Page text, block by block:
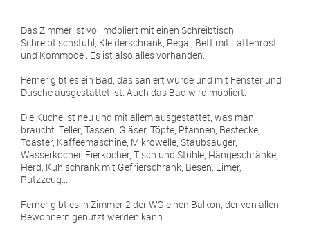
Das Zimmer ist voll möbliert mit einen Schreibtisch,
Schreibtischstuhl, Kleiderschrank, Regal, Bett mit Lattenrost
und Kommode . Es ist also alles vorhanden.
Ferner gibt es ein Bad, das saniert wurde und mit Fenster und
Dusche ausgestattet ist. Auch das Bad wird möbliert.
Die Küche ist neu und mit allem ausgestattet, was man
braucht: Teller, Tassen, Gläser, Töpfe, Pfannen, Bestecke,
Toaster, Kaffeemaschine, Mikrowelle, Staubsauger,
Wasserkocher, Eierkocher, Tisch und Stühle, Hängeschränke,
Herd, Kühlschrank mit Gefrierschrank, Besen, Eimer,
Putzzeug....
Ferner gibt es in Zimmer 2 der WG einen Balkon, der von allen
Bewohnern genutzt werden kann.